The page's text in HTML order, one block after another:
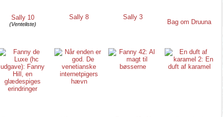
Sally 10
(Venteliste)
Sally 8 Sally 3
Bag om Druuna